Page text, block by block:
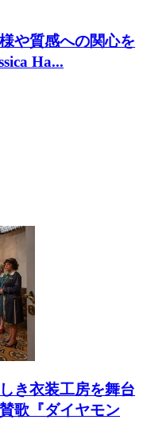
や質感への関心を
Ha...
き衣装工房を舞台
歌『ダイヤモン